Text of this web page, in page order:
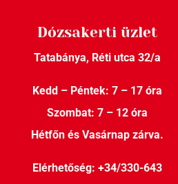
Dózsakerti üzlet
Tatabánya, Réti utca 32/a
Kedd – Péntek: 7 – 17 óra
Szombat: 7 – 12 óra
Hétfőn és Vasárnap zárva.
Elérhetőség: +34/330-643